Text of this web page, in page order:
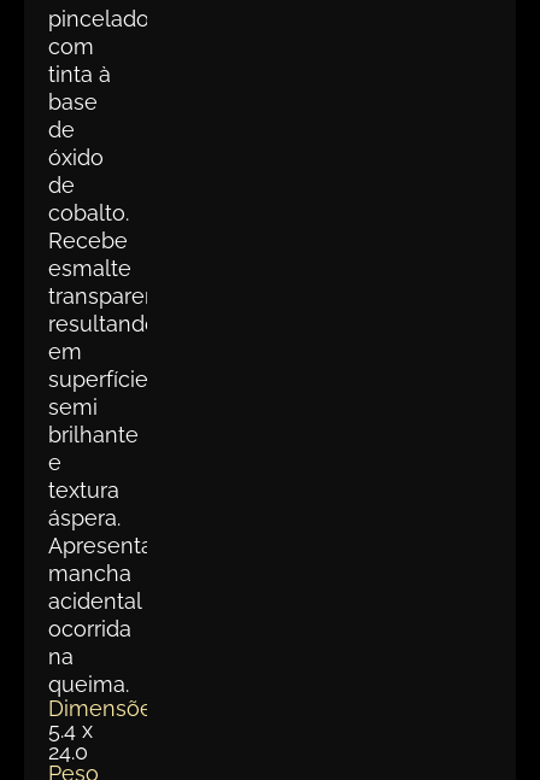
pincelados
com
tinta à
base
de
óxido
de
cobalto.
Recebe
esmalte
transparente,
resultando
em
superfície
semi
brilhante
e
textura
áspera.
Apresenta
mancha
acidental
ocorrida
na
queima.
Dimensões(cm):
5.4 x
24.0
Peso